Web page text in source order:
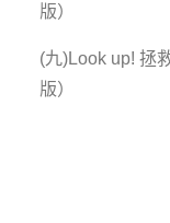
版）
(九)Look up! 拯
版）